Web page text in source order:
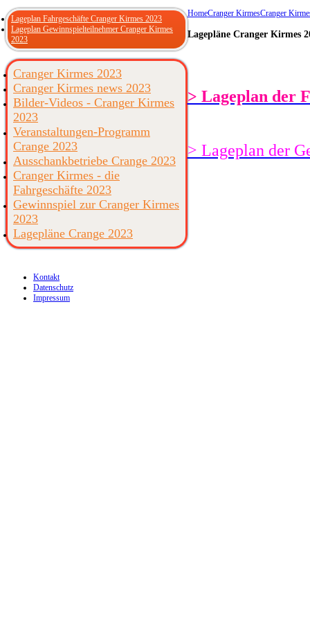
HomeCranger KirmesCranger
Lagepläne Cranger Kirmes
> Lageplan der
> Lageplan der
Lageplan Fahrgeschäfte Cranger Kirmes 2023
Lageplan Gewinnspielteilnehmer Cranger Kirmes
2023
Cranger Kirmes 2023
Cranger Kirmes news 2023
Bilder-Videos - Cranger Kirmes
2023
Veranstaltungen-Programm
Crange 2023
Ausschankbetriebe Crange 2023
Cranger Kirmes - die
Fahrgeschäfte 2023
Gewinnspiel zur Cranger Kirmes
2023
Lagepläne Crange 2023
Kontakt
Datenschutz
Impressum